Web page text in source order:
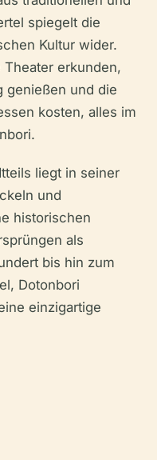
spiegelt die
Kultur wider.
erkunden,
genießen und die
kosten, alles im
liegt in seiner
und
historischen
als
bis hin zum
Dotonbori
einzigartige